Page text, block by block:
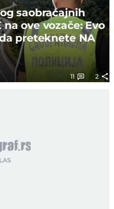
saobraćajnih
na ove vozače: Evo
preteknete NA
11 2